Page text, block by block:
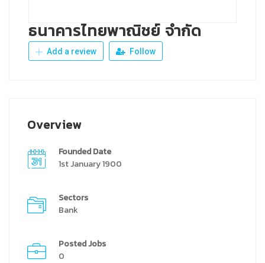
ธนาคารไทยพาณิชย์ จำกัด
Add a review Follow
Overview
Founded Date
1st January 1900
Sectors
Bank
Posted Jobs
0